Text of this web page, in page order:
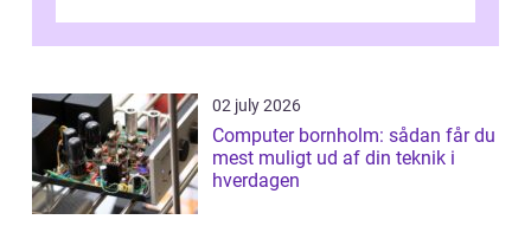
02 july 2026
Computer bornholm: sådan får du
mest muligt ud af din teknik i
hverdagen